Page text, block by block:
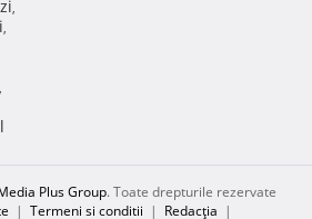
,
,
,
Plus Group. Toate drepturile rezervate
| Termeni si conditii | Redacţia |